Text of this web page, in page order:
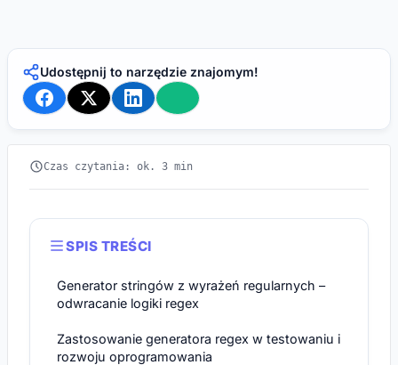
Udostępnij to narzędzie znajomym!
Czas czytania: ok. 3 min
SPIS TREŚCI
Generator stringów z wyrażeń regularnych –
odwracanie logiki regex
Zastosowanie generatora regex w testowaniu i
rozwoju oprogramowania